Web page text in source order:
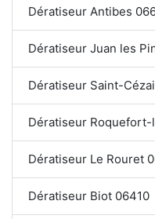
Dératiseur Antibes
Dératiseur Juan les
Dératiseur Saint-
Dératiseur
Dératiseur Le Rouret
Dératiseur Biot 06410